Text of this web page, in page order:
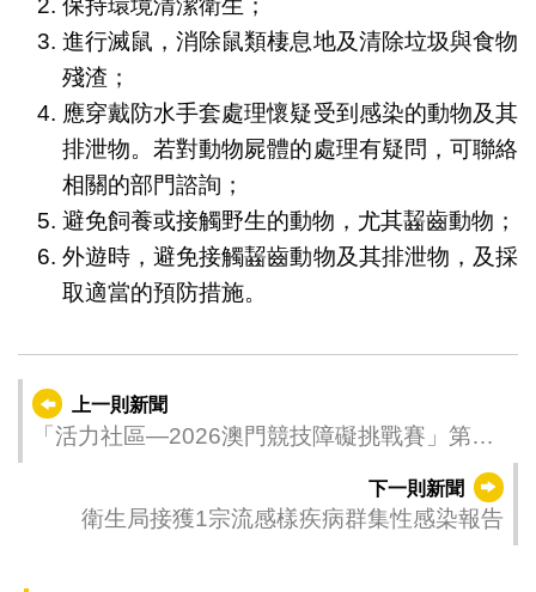
保持環境清潔衛生；
進行滅鼠，消除鼠類棲息地及清除垃圾與食物
殘渣；
應穿戴防水手套處理懷疑受到感染的動物及其
排泄物。若對動物屍體的處理有疑問，可聯絡
相關的部門諮詢；
避免飼養或接觸野生的動物，尤其齧齒動物；
外遊時，避免接觸齧齒動物及其排泄物，及採
取適當的預防措施。
上一則新聞
「活力社區—2026澳門競技障礙挑戰賽」第一
下一則新聞
衛生局接獲1宗流感樣疾病群集性感染報告